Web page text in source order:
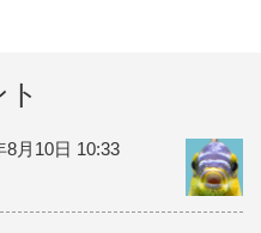
8月10日 10:33